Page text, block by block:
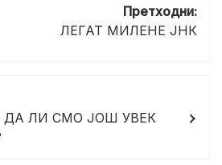
Претходни:
ЛЕГАТ МИЛЕНЕ ЈНК
ДА ЛИ СМО ЈОШ УВЕК